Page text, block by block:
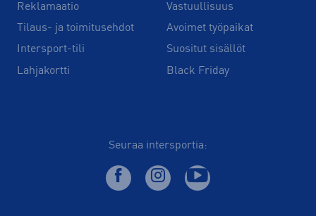
Reklamaatio
Tilaus- ja toimitusehdot
Intersport-tili
Lahjakortti
Vastuullisuus
Avoimet työpaikat
Suositut sisällöt
Black Friday
Seuraa intersportia: